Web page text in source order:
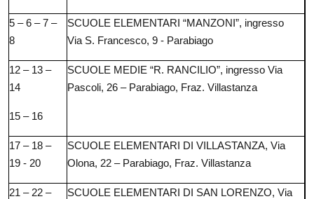
5 – 6 – 7 –
8
SCUOLE ELEMENTARI “MANZONI”, ingresso
Via S. Francesco, 9 - Parabiago
12 – 13 –
14
15 – 16
SCUOLE MEDIE “R. RANCILIO”, ingresso Via
Pascoli, 26 – Parabiago, Fraz. Villastanza
17 – 18 –
19 - 20
SCUOLE ELEMENTARI DI VILLASTANZA, Via
Olona, 22 – Parabiago, Fraz. Villastanza
21 – 22 –
SCUOLE ELEMENTARI DI SAN LORENZO, Via